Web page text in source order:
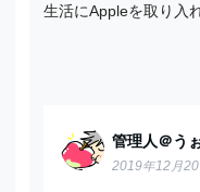
生活にAppleを取り入
管理人＠う
2019年12月